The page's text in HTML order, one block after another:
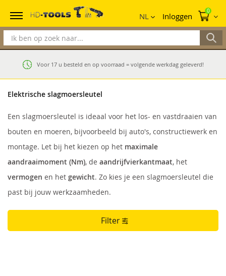
NL Inloggen
0
Voor 17 u besteld en op voorraad = volgende werkdag geleverd!
Elektrische slagmoersleutel
Een slagmoersleutel is ideaal voor het los- en vastdraaien van
bouten en moeren, bijvoorbeeld bij auto's, constructiewerk en
montage. Let bij het kiezen op het maximale
aandraaimoment (Nm), de aandrijfvierkantmaat, het
vermogen en het gewicht. Zo kies je een slagmoersleutel die
past bij jouw werkzaamheden.
Filter